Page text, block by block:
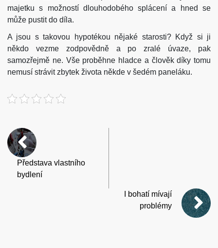
majetku s možností dlouhodobého splácení a hned se
může pustit do díla.
A jsou s takovou hypotékou nějaké starosti? Když si ji
někdo vezme zodpovědně a po zralé úvaze, pak
samozřejmě ne. Vše proběhne hladce a člověk díky tomu
nemusí strávit zbytek života někde v šedém paneláku.
Představa vlastního
bydlení
I bohatí mívají
problémy